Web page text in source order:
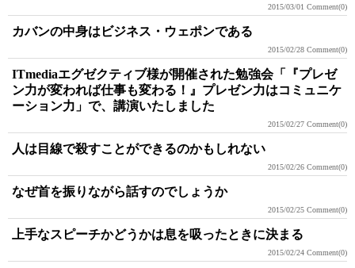
2015/03/01 Comment(0)
カバンの中身はビジネス・ウェポンである
2015/02/28 Comment(0)
ITmediaエグゼクティブ様が開催された勉強会「『プレゼ
ン力が変われば仕事も変わる！』プレゼン力はコミュニケ
ーション力」で、講演いたしました
2015/02/27 Comment(0)
人は目線で殺すことができるのかもしれない
2015/02/26 Comment(0)
なぜ首を振りながら話すのでしょうか
2015/02/25 Comment(0)
上手なスピーチかどうかは息を吸ったときに決まる
2015/02/24 Comment(0)